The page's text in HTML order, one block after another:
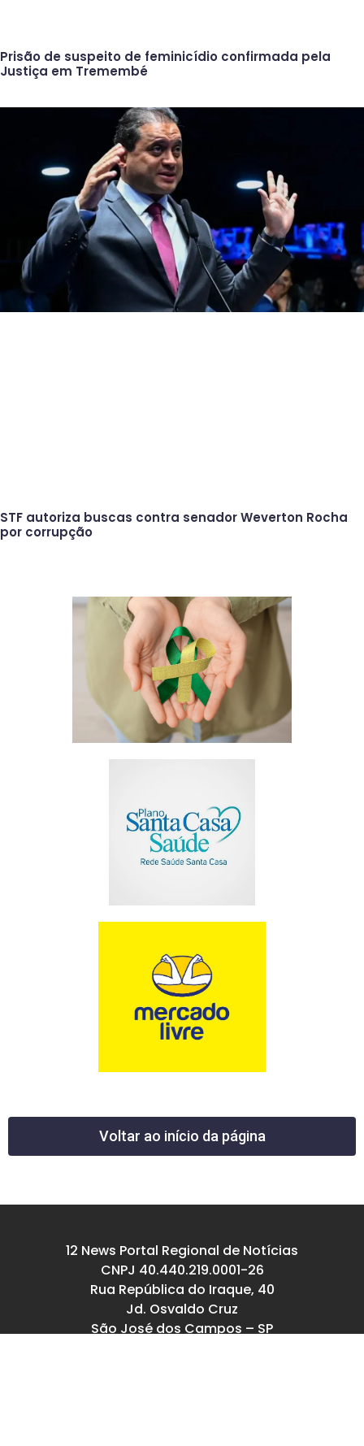
Prisão de suspeito de feminicídio confirmada pela
Justiça em Tremembé
STF autoriza buscas contra senador Weverton Rocha
por corrupção
Voltar ao início da página
12 News Portal Regional de Notícias
CNPJ 40.440.219.0001-26
Rua República do Iraque, 40
Jd. Osvaldo Cruz
São José dos Campos – SP